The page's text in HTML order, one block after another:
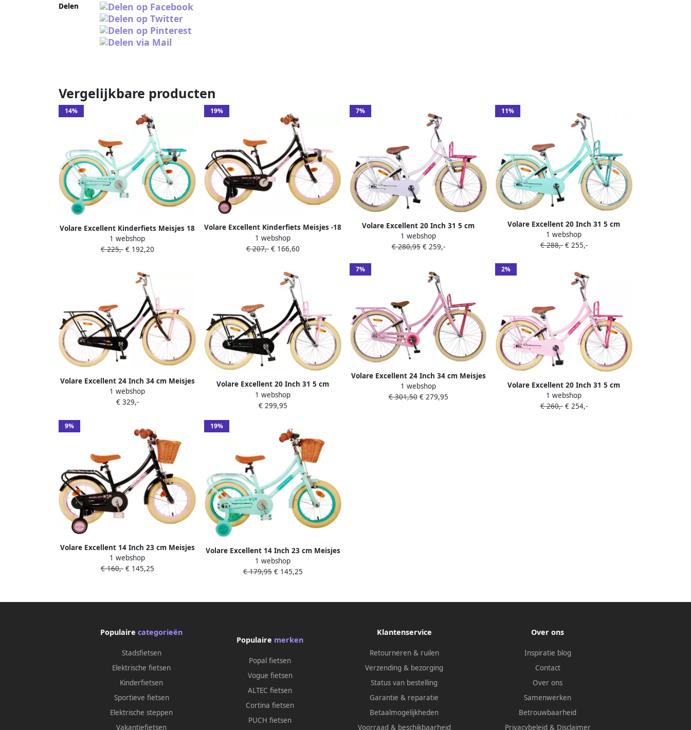
Delen
Vergelijkbare producten
14%
Volare Excellent Kinderfiets Meisjes 18
inch Groen 95% afgemonteerd
1 webshop
€ 225,-€ 192,20
19%
Volare Excellent Kinderfiets Meisjes -18
inch Zwart 95% afgemonteerd
1 webshop
€ 207,-€ 166,60
7%
Volare Excellent 20 Inch 31 5 cm
Meisjes Terugtraprem Wit
1 webshop
€ 280,95€ 259,-
11%
Volare Excellent 20 Inch 31 5 cm
Meisjes Terugtraprem Mintgroen
1 webshop
€ 288,-€ 255,-
Volare Excellent 24 Inch 34 cm Meisjes
Terugtraprem Zwart
1 webshop
€ 329,-
Volare Excellent 20 Inch 31 5 cm
Meisjes Terugtraprem Zwart
1 webshop
€ 299,95
7%
Volare Excellent 24 Inch 34 cm Meisjes
Terugtraprem Lichtroze
1 webshop
€ 301,50€ 279,95
2%
Volare Excellent 20 Inch 31 5 cm
Meisjes Terugtraprem Lichtroze
1 webshop
€ 260,-€ 254,-
9%
Volare Excellent 14 Inch 23 cm Meisjes
Terugtraprem Zwart
1 webshop
€ 160,-€ 145,25
19%
Volare Excellent 14 Inch 23 cm Meisjes
Terugtraprem Mintgroen
1 webshop
€ 179,95€ 145,25
Populairecategorieën
Stadsfietsen
Elektrische fietsen
Kinderfietsen
Sportieve fietsen
Elektrische steppen
Vakantiefietsen
Populaire merken
Popal fietsen
Vogue fietsen
ALTEC fietsen
Cortina fietsen
PUCH fietsen
Klantenservice
Retourneren & ruilen
Verzending & bezorging
Status van bestelling
Garantie & reparatie
Betaalmogelijkheden
Voorraad & beschikbaarheid
Over ons
Inspiratie blog
Contact
Over ons
Samenwerken
Betrouwbaarheid
Privacybeleid & Disclaimer